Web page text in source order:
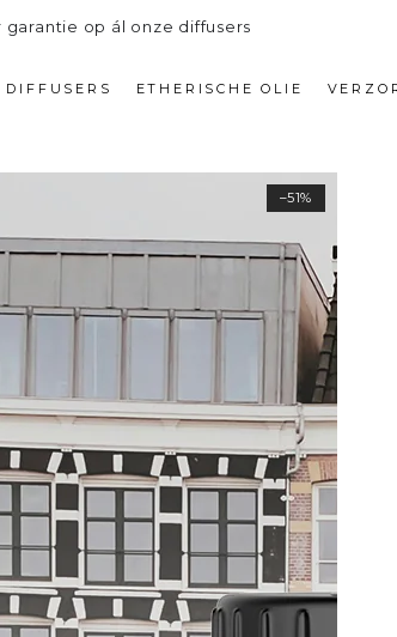
garantie op ál onze diffusers
DIFFUSERS ETHERISCHE OLIE
–51%